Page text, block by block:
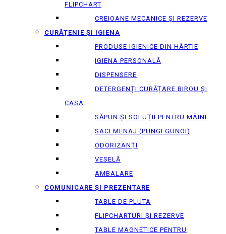
FLIPCHART
CREIOANE MECANICE ȘI REZERVE
CURĂȚENIE ȘI IGIENA
PRODUSE IGIENICE DIN HÂRTIE
IGIENA PERSONALĂ
DISPENSERE
DETERGENȚI CURĂȚARE BIROU ȘI
CASA
SĂPUN ȘI SOLUȚII PENTRU MÂINI
SACI MENAJ (PUNGI GUNOI)
ODORIZANȚI
VESELĂ
AMBALARE
COMUNICARE ȘI PREZENTARE
TABLE DE PLUTA
FLIPCHARTURI ȘI REZERVE
TABLE MAGNETICE PENTRU